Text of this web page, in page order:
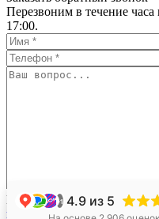
На нашем сайте мы
Перезвоним в течение
17:00.
Нажимая на кнопку
политикой обработки
+1 4.9из 5